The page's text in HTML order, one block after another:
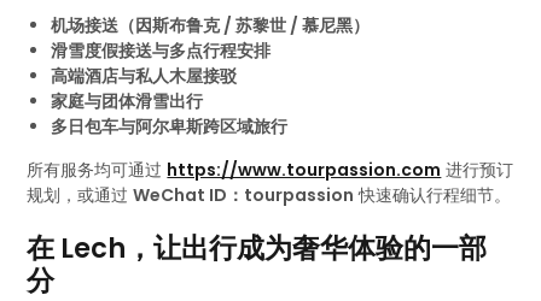
机场接送（因斯布鲁克 / 苏黎世 / 慕尼黑）
滑雪度假接送与多点行程安排
高端酒店与私人木屋接驳
家庭与团体滑雪出行
多日包车与阿尔卑斯跨区域旅行
所有服务均可通过 https://www.tourpassion.com 进行预订
规划，或通过WeChat ID：tourpassion 快速确认行程细节。
在 Lech，让出行成为奢华体验的一部
分